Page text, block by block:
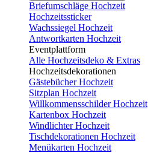
Briefumschläge Hochzeit
Hochzeitssticker
Wachssiegel Hochzeit
Antwortkarten Hochzeit
Eventplattform
Alle Hochzeitsdeko & Extras
Hochzeitsdekorationen
Gästebücher Hochzeit
Sitzplan Hochzeit
Willkommensschilder Hochzeit
Kartenbox Hochzeit
Windlichter Hochzeit
Tischdekorationen Hochzeit
Menükarten Hochzeit